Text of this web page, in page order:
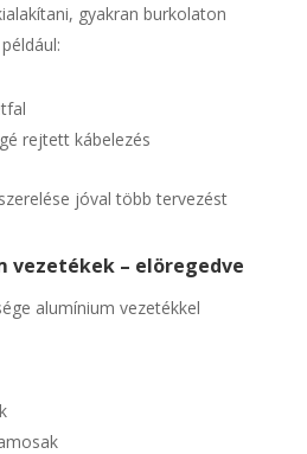
gyakran burkolaton
rejtett kábelezés
jóval több tervezést
vezetékek – elöregedve
alumínium vezetékkel